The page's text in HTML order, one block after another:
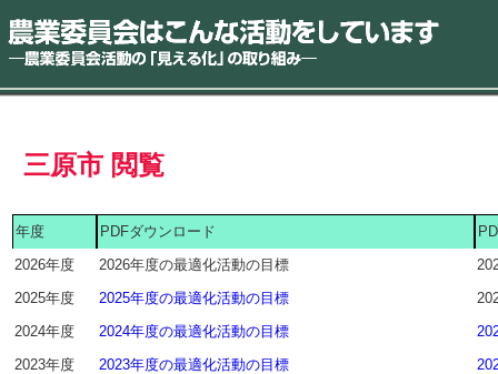
三原市 閲覧
年度 PDFダウンロード
2026年度
2026年度の最適化活動の目標
2025年度
2025年度の最適化活動の目標
2024年度
2024年度の最適化活動の目標
2023年度
2023年度の最適化活動の目標